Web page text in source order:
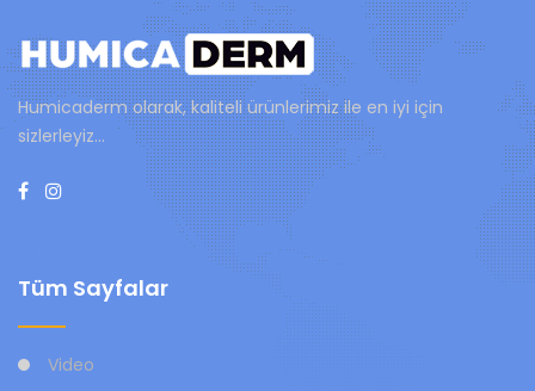
Humicaderm olarak, kaliteli ürünlerimiz ile en iyi için
sizlerleyiz...
Tüm Sayfalar
Video